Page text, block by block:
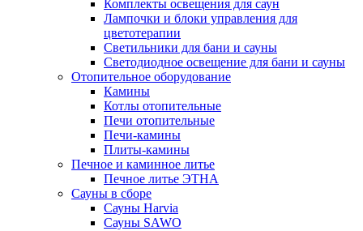
Комплекты освещения для саун
Лампочки и блоки управления для
цветотерапии
Светильники для бани и сауны
Светодиодное освещение для бани и сауны
Отопительное оборудование
Камины
Котлы отопительные
Печи отопительные
Печи-камины
Плиты-камины
Печное и каминное литье
Печное литье ЭТНА
Сауны в сборе
Cауны Harvia
Сауны SAWO